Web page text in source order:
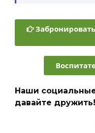
Наши
давайте дружить!